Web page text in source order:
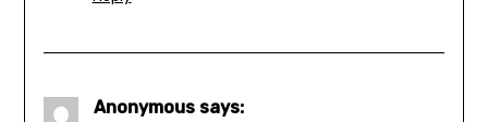
Anonymous says: